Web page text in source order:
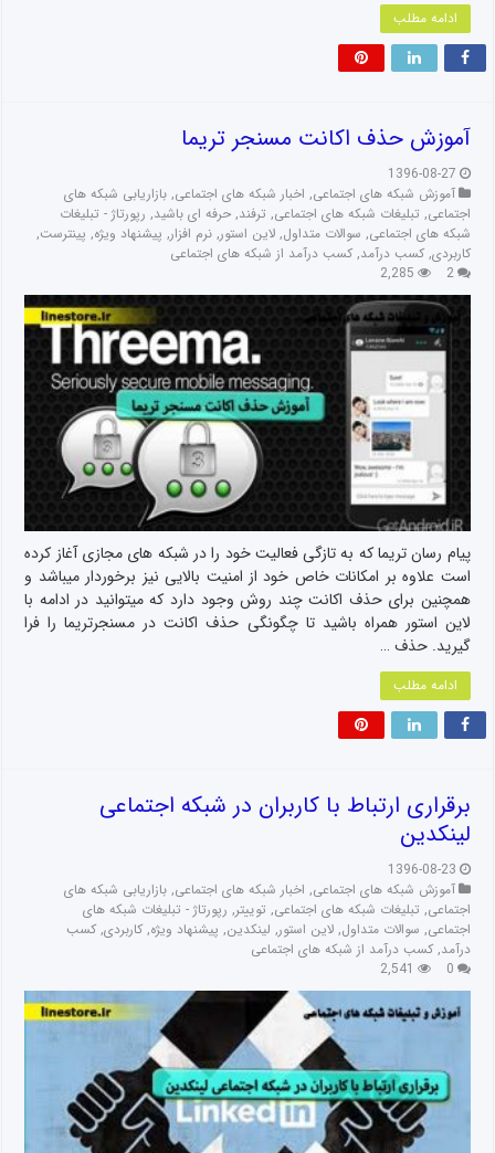
ادامه مطلب
آموزش حذف اکانت مسنجر تریما
1396-08-27
آموزش شبکه های اجتماعی, اخبار شبکه های اجتماعی, بازاریابی شبکه های
اجتماعی, تبلیغات شبکه های اجتماعی, ترفند, حرفه ای باشید, رپورتاژ - تبلیغات
شبکه های اجتماعی, سوالات متداول, لاین استور, نرم افزار, پیشنهاد ویژه, پینترست,
کاربردی, کسب درآمد, کسب درآمد از شبکه های اجتماعی
2
2,285
پیام رسان تریما که به تازگی فعالیت خود را در شبکه های مجازی آغاز کرده
است علاوه بر امکانات خاص خود از امنیت بالایی نیز برخوردار میباشد و
همچنین برای حذف اکانت چند روش وجود دارد که میتوانید در ادامه با
لاین استور همراه باشید تا چگونگی حذف اکانت در مسنجرتریما را فرا
گیرید. حذف …
ادامه مطلب
برقراری ارتباط با کاربران در شبکه اجتماعی
لینکدین
1396-08-23
آموزش شبکه های اجتماعی, اخبار شبکه های اجتماعی, بازاریابی شبکه های
اجتماعی, تبلیغات شبکه های اجتماعی, توییتر, رپورتاژ - تبلیغات شبکه های
اجتماعی, سوالات متداول, لاین استور, لینکدین, پیشنهاد ویژه, کاربردی, کسب
درآمد, کسب درآمد از شبکه های اجتماعی
0
2,541